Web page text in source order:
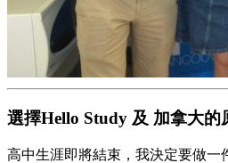
選擇Hello Study 及 加拿大的
高中生涯即將結束，我決定要做